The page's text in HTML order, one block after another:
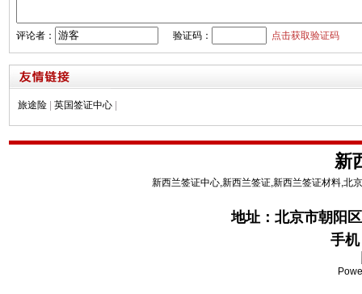
评论者： 验证码： 点击获取验证码
旅途险 英国签证中心
新
新西兰签证中心,新西兰签证,新西兰签证材料,北
地址： 北京市朝阳
手